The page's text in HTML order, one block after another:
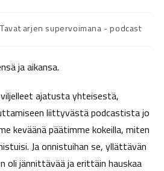
Tavat arjen supervoimana - podcast
ja aikansa.
ajatusta yhteisestä,
liittyvästä podcastista jo
keväänä päätimme kokeilla, miten
Ja onnistuihan se, yllättävän
oli jännittävää ja erittäin hauskaa